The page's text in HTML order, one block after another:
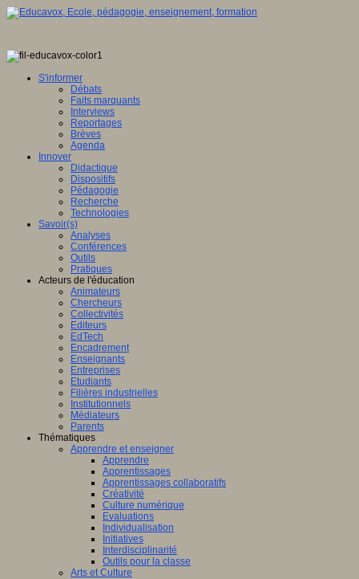
S'informer
Débats
Faits marquants
Interviews
Reportages
Brèves
Agenda
Innover
Didactique
Dispositifs
Pédagogie
Recherche
Technologies
Savoir(s)
Analyses
Conférences
Outils
Pratiques
Acteurs de l'éducation
Animateurs
Chercheurs
Collectivités
Editeurs
EdTech
Encadrement
Enseignants
Entreprises
Etudiants
Filières industrielles
Institutionnels
Médiateurs
Parents
Thématiques
Apprendre et enseigner
Apprendre
Apprentissages
Apprentissages collaboratifs
Créativité
Culture numérique
Evaluations
Individualisation
Initiatives
Interdisciplinarité
Outils pour la classe
Arts et Culture